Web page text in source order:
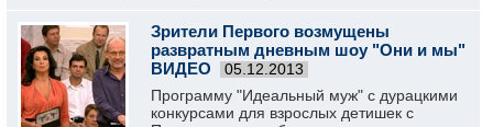
Зрители Первого возмущены
развратным дневным шоу "Они и мы"
ВИДЕО
05.12.2013
Программу "Идеальный муж" с дурацкими
конкурсами для взрослых детишек с